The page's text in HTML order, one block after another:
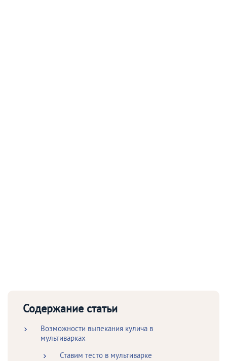
Содержание статьи
Возможности выпекания кулича в
мультиварках
Ставим тесто в мультиварке